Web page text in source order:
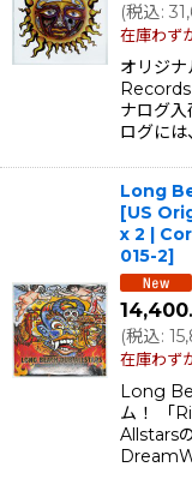
(税込:
在庫わず
オリジ
ナログ
ログに
Long
[US
x 2 |
015-2]
14,400
(税込:
在庫わず
Long
ム！ 「
Allstars